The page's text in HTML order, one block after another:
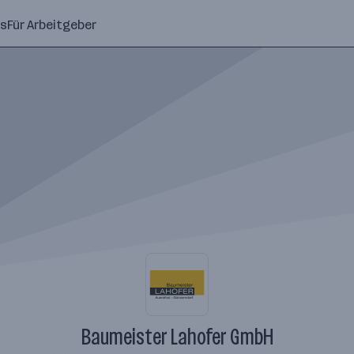
Für Arbeitgeber
Baumeister Lahofer GmbH